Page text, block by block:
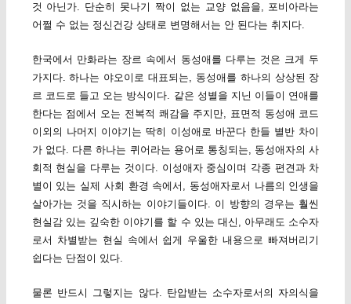
것 아닌가. 단순히 못나기 짝이 없는 교양 없음을, 포비아라는
어쩔 수 없는 정신건강 상태로 변명해서는 안 된다는 취지다.
한국에서 만화라는 장르 속에서 동성애를 다루는 것은 크게 두
가지다. 하나는 야오이로 대표되는, 동성애를 하나의 상상된 장
르 코드로 들고 오는 방식이다. 같은 성별을 지닌 이들이 연애를
한다는 점에서 오는 전복적 쾌감을 주지만, 표면적 동성애 코드
이외의 나머지 이야기는 딱히 이성애로 바꾼다 한들 별반 차이
가 없다. 다른 하나는 퀴어라는 용어로 통칭되는, 동성애자의 사
회적 현실을 다루는 것이다. 이성애자 중심이며 각종 편견과 차
별이 있는 실제 사회 환경 속에서, 동성애자로서 나름의 인생을
살아가는 것을 직시하는 이야기들이다. 이 방향의 경우는 훨씬
현실감 있는 깊숙한 이야기를 할 수 있는 대신, 아무래도 소수자
로서 차별받는 현실 속에서 쉽게 우울한 내용으로 빠져버리기
쉽다는 단점이 있다.
물론 반드시 그렇지는 않다. 탄압받는 소수자로서의 자의식을